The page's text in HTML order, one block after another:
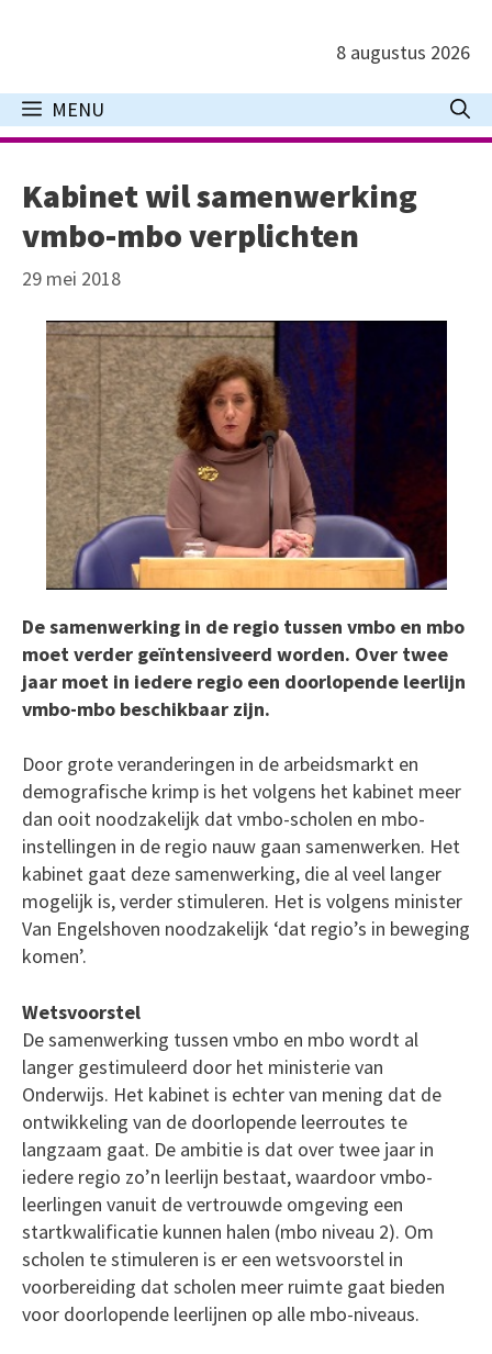
inhoud
8 augustus 2026
MENU
Kabinet wil samenwerking
vmbo-mbo verplichten
29 mei 2018
De samenwerking in de regio tussen vmbo en mbo
moet verder geïntensiveerd worden. Over twee
jaar moet in iedere regio een doorlopende leerlijn
vmbo-mbo beschikbaar zijn.
Door grote veranderingen in de arbeidsmarkt en
demografische krimp is het volgens het kabinet meer
dan ooit noodzakelijk dat vmbo-scholen en mbo-
instellingen in de regio nauw gaan samenwerken. Het
kabinet gaat deze samenwerking, die al veel langer
mogelijk is, verder stimuleren. Het is volgens minister
Van Engelshoven noodzakelijk ‘dat regio’s in beweging
komen’.
Wetsvoorstel
De samenwerking tussen vmbo en mbo wordt al
langer gestimuleerd door het ministerie van
Onderwijs. Het kabinet is echter van mening dat de
ontwikkeling van de doorlopende leerroutes te
langzaam gaat. De ambitie is dat over twee jaar in
iedere regio zo’n leerlijn bestaat, waardoor vmbo-
leerlingen vanuit de vertrouwde omgeving een
startkwalificatie kunnen halen (mbo niveau 2). Om
scholen te stimuleren is er een wetsvoorstel in
voorbereiding dat scholen meer ruimte gaat bieden
voor doorlopende leerlijnen op alle mbo-niveaus.